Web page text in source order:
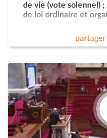
de vie (vote solennel)
de loi ordinaire et
partager